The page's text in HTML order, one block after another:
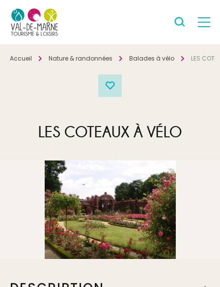
Accueil Nature & randonnées Balades à vélo LES
LES COTEAUX À VÉLO